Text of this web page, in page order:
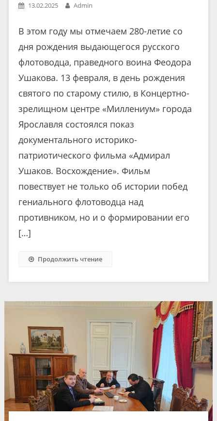
13.02.2025 Admin
В этом году мы отмечаем 280-летие со
дня рождения выдающегося русского
флотоводца, праведного воина Феодора
Ушакова. 13 февраля, в день рождения
святого по старому стилю, в Концертно-
зрелищном центре «Миллениум» города
Ярославля состоялся показ
документального историко-
патриотического фильма «Адмирал
Ушаков. Восхождение». Фильм
повествует не только об истории побед
гениального флотоводца над
противником, но и о формировании его
[…]
Продолжить чтение